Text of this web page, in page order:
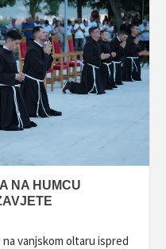
NA HUMCU
na vanjskom oltaru ispred